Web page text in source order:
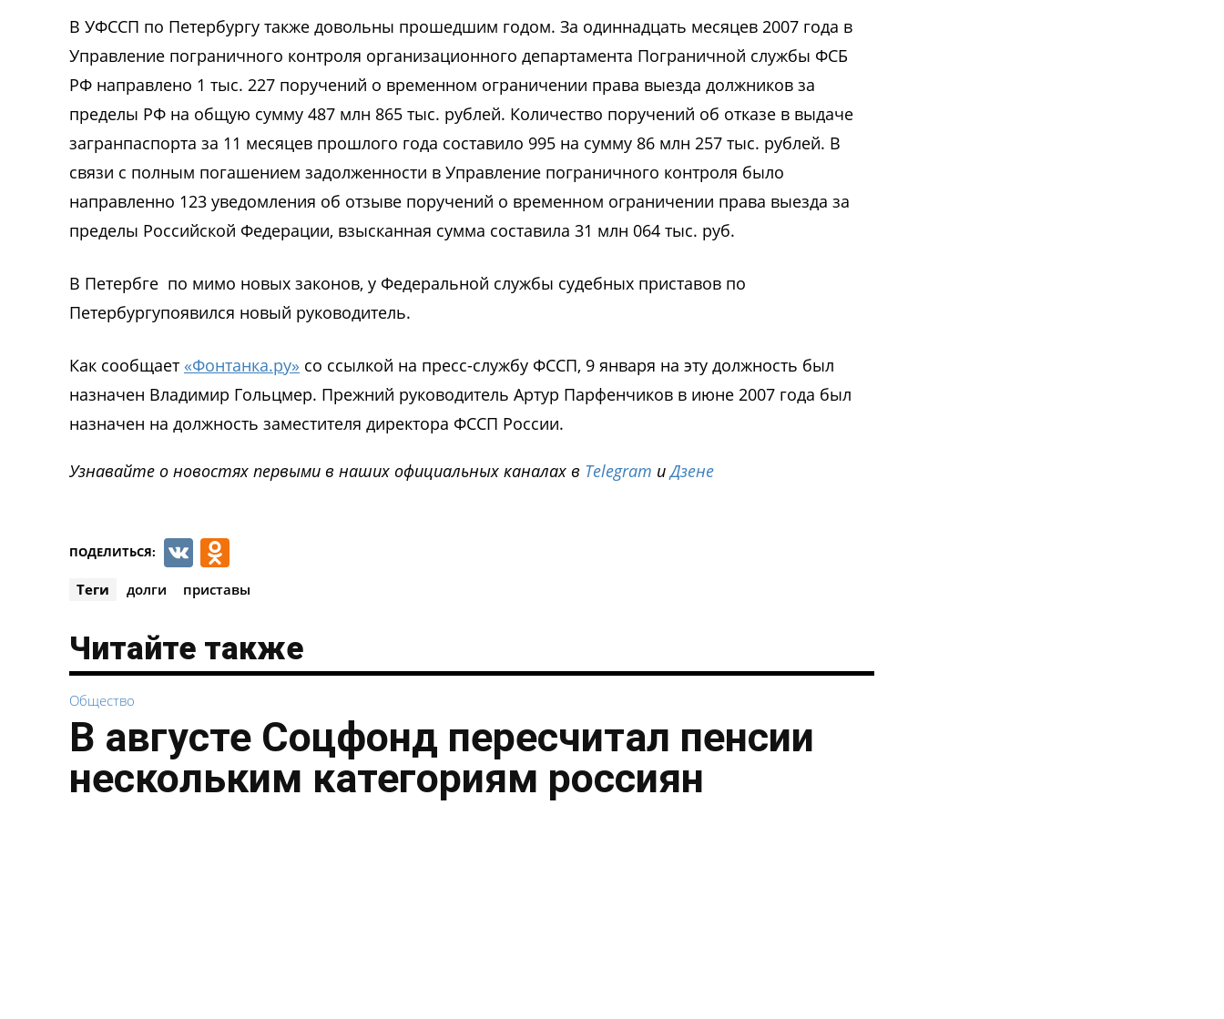
В УФССП по Петербургу также довольны прошедшим годом. За одиннадцать месяцев 2007 года в
Управление пограничного контроля организационного департамента Пограничной службы ФСБ
РФ направлено 1 тыс. 227 поручений о временном ограничении права выезда должников за
пределы РФ на общую сумму 487 млн 865 тыс. рублей. Количество поручений об отказе в выдаче
загранпаспорта за 11 месяцев прошлого года составило 995 на сумму 86 млн 257 тыс. рублей. В
связи с полным погашением задолженности в Управление пограничного контроля было
направленно 123 уведомления об отзыве поручений о временном ограничении права выезда за
пределы Российской Федерации, взысканная сумма составила 31 млн 064 тыс. руб.
В Петербге по мимо новых законов, у Федеральной службы судебных приставов по
Петербургупоявился новый руководитель.
Как сообщает «Фонтанка.ру» со ссылкой на пресс-службу ФССП, 9 января на эту должность был
назначен Владимир Гольцмер. Прежний руководитель Артур Парфенчиков в июне 2007 года был
назначен на должность заместителя директора ФССП России.
Узнавайте о новостях первыми в наших официальных каналах в Telegram иДзене
ПОДЕЛИТЬСЯ: VK
Теги долги приставы
Читайте также
Общество
В августе Соцфонд пересчитал пенсии
нескольким категориям россиян